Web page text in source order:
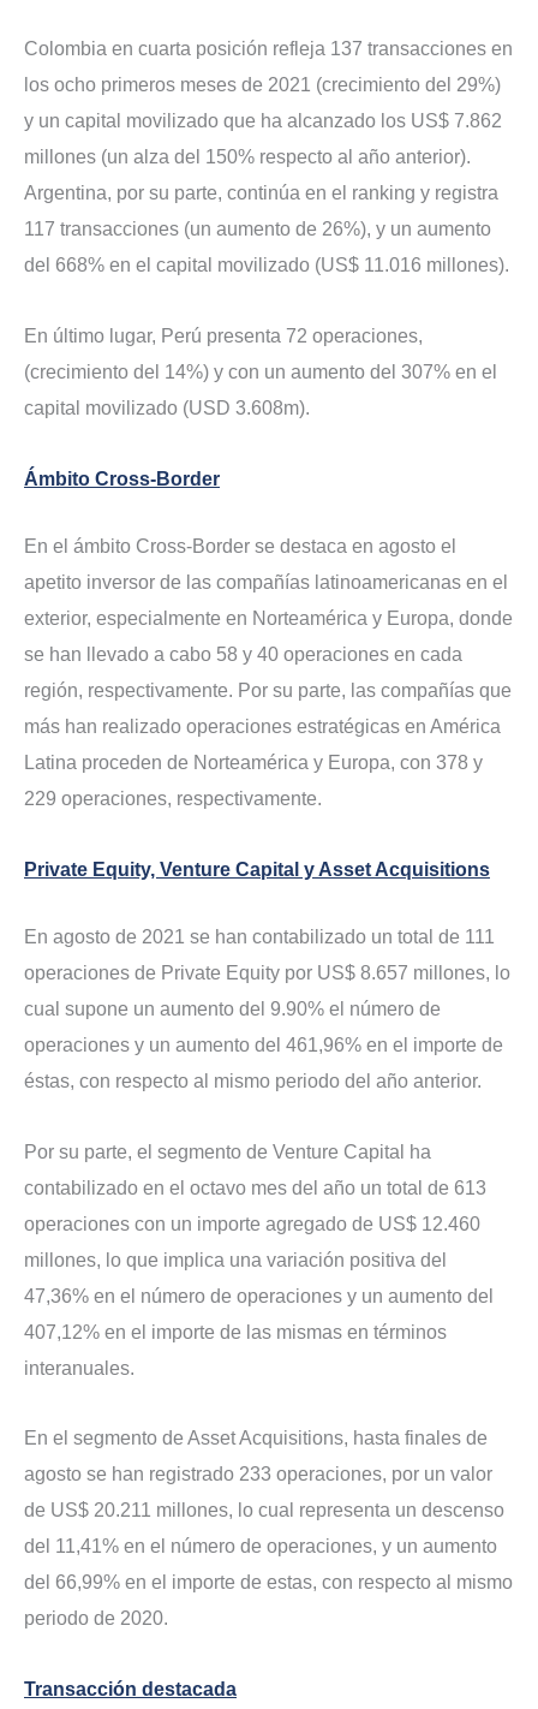
Colombia en cuarta posición refleja 137 transacciones en
los ocho primeros meses de 2021 (crecimiento del 29%)
y un capital movilizado que ha alcanzado los US$ 7.862
millones (un alza del 150% respecto al año anterior).
Argentina, por su parte, continúa en el ranking y registra
117 transacciones (un aumento de 26%), y un aumento
del 668% en el capital movilizado (US$ 11.016 millones).
En último lugar, Perú presenta 72 operaciones,
(crecimiento del 14%) y con un aumento del 307% en el
capital movilizado (USD 3.608m).
Ámbito Cross-Border
En el ámbito Cross-Border se destaca en agosto el
apetito inversor de las compañías latinoamericanas en el
exterior, especialmente en Norteamérica y Europa, donde
se han llevado a cabo 58 y 40 operaciones en cada
región, respectivamente. Por su parte, las compañías que
más han realizado operaciones estratégicas en América
Latina proceden de Norteamérica y Europa, con 378 y
229 operaciones, respectivamente.
Private Equity, Venture Capital y Asset Acquisitions
En agosto de 2021 se han contabilizado un total de 111
operaciones de Private Equity por US$ 8.657 millones, lo
cual supone un aumento del 9.90% el número de
operaciones y un aumento del 461,96% en el importe de
éstas, con respecto al mismo periodo del año anterior.
Por su parte, el segmento de Venture Capital ha
contabilizado en el octavo mes del año un total de 613
operaciones con un importe agregado de US$ 12.460
millones, lo que implica una variación positiva del
47,36% en el número de operaciones y un aumento del
407,12% en el importe de las mismas en términos
interanuales.
En el segmento de Asset Acquisitions, hasta finales de
agosto se han registrado 233 operaciones, por un valor
de US$ 20.211 millones, lo cual representa un descenso
del 11,41% en el número de operaciones, y un aumento
del 66,99% en el importe de estas, con respecto al mismo
periodo de 2020.
Transacción destacada